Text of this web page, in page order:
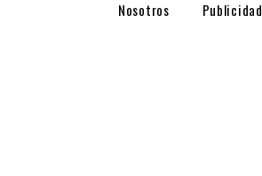
Nosotros Publicidad